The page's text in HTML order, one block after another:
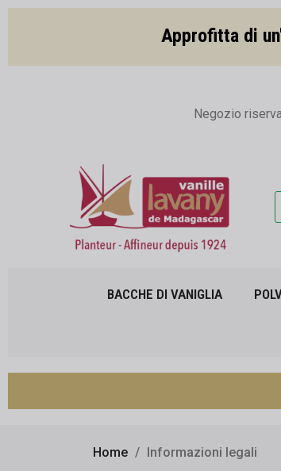
Approfitta di
Negozio
BACCHE DI VANIGLIA
Home Informazioni legali